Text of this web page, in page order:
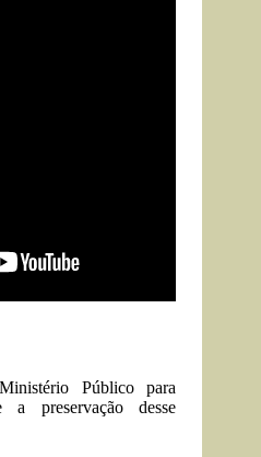
Público para
a preservação desse